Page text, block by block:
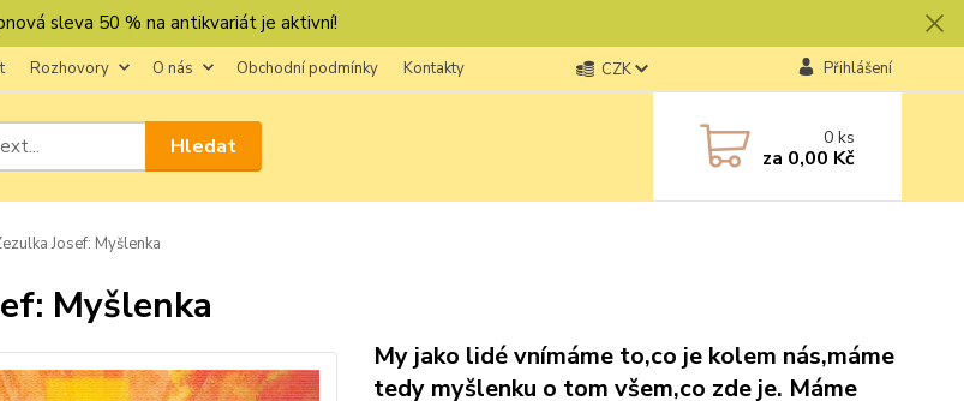
sleva 50 % na antikvariát je aktivní!
Rozhovory O nás Obchodní podmínky Kontakty CZK Přihlášení
Hledat 0ks
za 0,00 Kč
Josef: Myšlenka
Myšlenka
My jako lidé vnímáme to,co je kolem nás,máme
tedy myšlenku o tom všem,co zde je. Máme